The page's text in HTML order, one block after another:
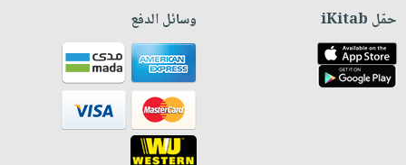
حمّل iKitab وسائل الدفع